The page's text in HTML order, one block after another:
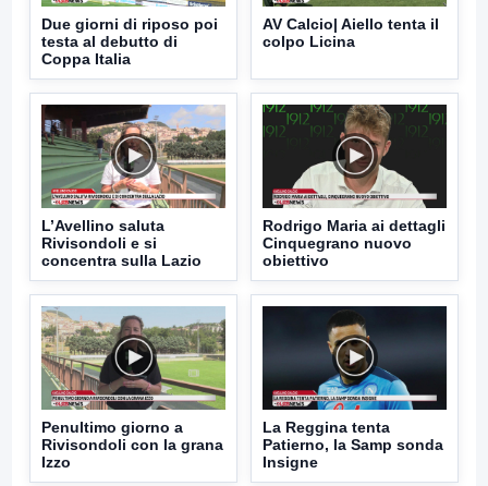
Due giorni di riposo poi
testa al debutto di
Coppa Italia
AV Calcio| Aiello tenta il
colpo Licina
L’Avellino saluta
Rivisondoli e si
concentra sulla Lazio
Rodrigo Maria ai dettagli
Cinquegrano nuovo
obiettivo
Penultimo giorno a
Rivisondoli con la grana
Izzo
La Reggina tenta
Patierno, la Samp sonda
Insigne